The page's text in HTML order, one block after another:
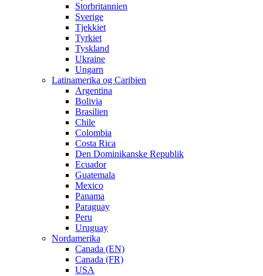
Storbritannien
Sverige
Tjekkiet
Tyrkiet
Tyskland
Ukraine
Ungarn
Latinamerika og Caribien
Argentina
Bolivia
Brasilien
Chile
Colombia
Costa Rica
Den Dominikanske Republik
Ecuador
Guatemala
Mexico
Panama
Paraguay
Peru
Uruguay
Nordamerika
Canada (EN)
Canada (FR)
USA